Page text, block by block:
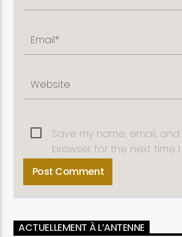
Save my name, email,
browser for the next time
ACTUELLEMENT À L’ANTENNE